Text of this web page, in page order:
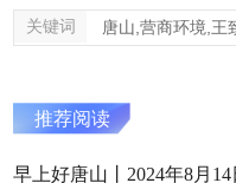
关键词 唐山,营商环境,王
推荐阅读
早上好唐山丨2024年8月14